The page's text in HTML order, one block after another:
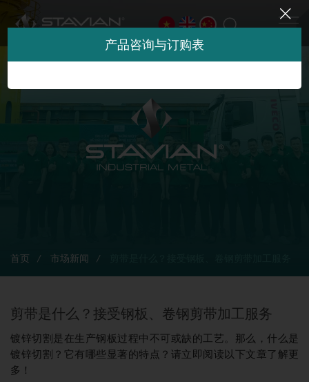
首页 市场新闻
剪带是什么？接受钢板、卷钢剪带加工服务
镀锌切割是在生产钢板过程中不可或缺的工艺。那么，什么是
镀锌切割？它有哪些显著的特点？请立即阅读以下文章了解更
多！
产品咨询与订购表